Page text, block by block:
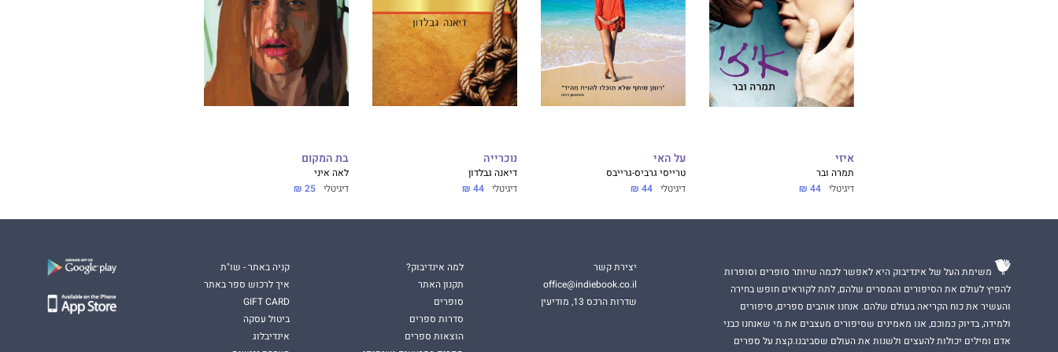
איזי
תמרה ובר
דיגיטלי 44 ₪
על האי
טרייסי גרביס-גרייבס
דיגיטלי 44 ₪
נוכרייה
דיאנה גבלדון
דיגיטלי 44 ₪
בת המקום
לאה איני
דיגיטלי 25 ₪
משימת העל של אינדיבוק היא לאפשר לכמה שיותר סופרים וסופרות
להפיץ לעולם את הסיפורים והמסרים שלהם, לתת לקוראים חופש בחירה
והעשיר את כוח הקריאה בעולם שלהם. אנחנו אוהבים ספרים, סיפורים
ולמידה, בדיוק כמוכם, אנו מאמינים שסיפורים מעצבים את מי שאנחנו כבני
אדם ומילים יכולות להעצים ולשנות את העולם שסביבנו.קצת על ספרים
יצירת קשר
office@indiebook.co.il
שדרות הרכס 13, מודיעין
למה אינדיבוק?
תקנון האתר
סופרים
סדרות ספרים
הוצאות ספרים
קניה באתר - שו"ת
איך לרכוש ספר באתר
GIFT CARD
ביטול עסקה
אינדיבלוג